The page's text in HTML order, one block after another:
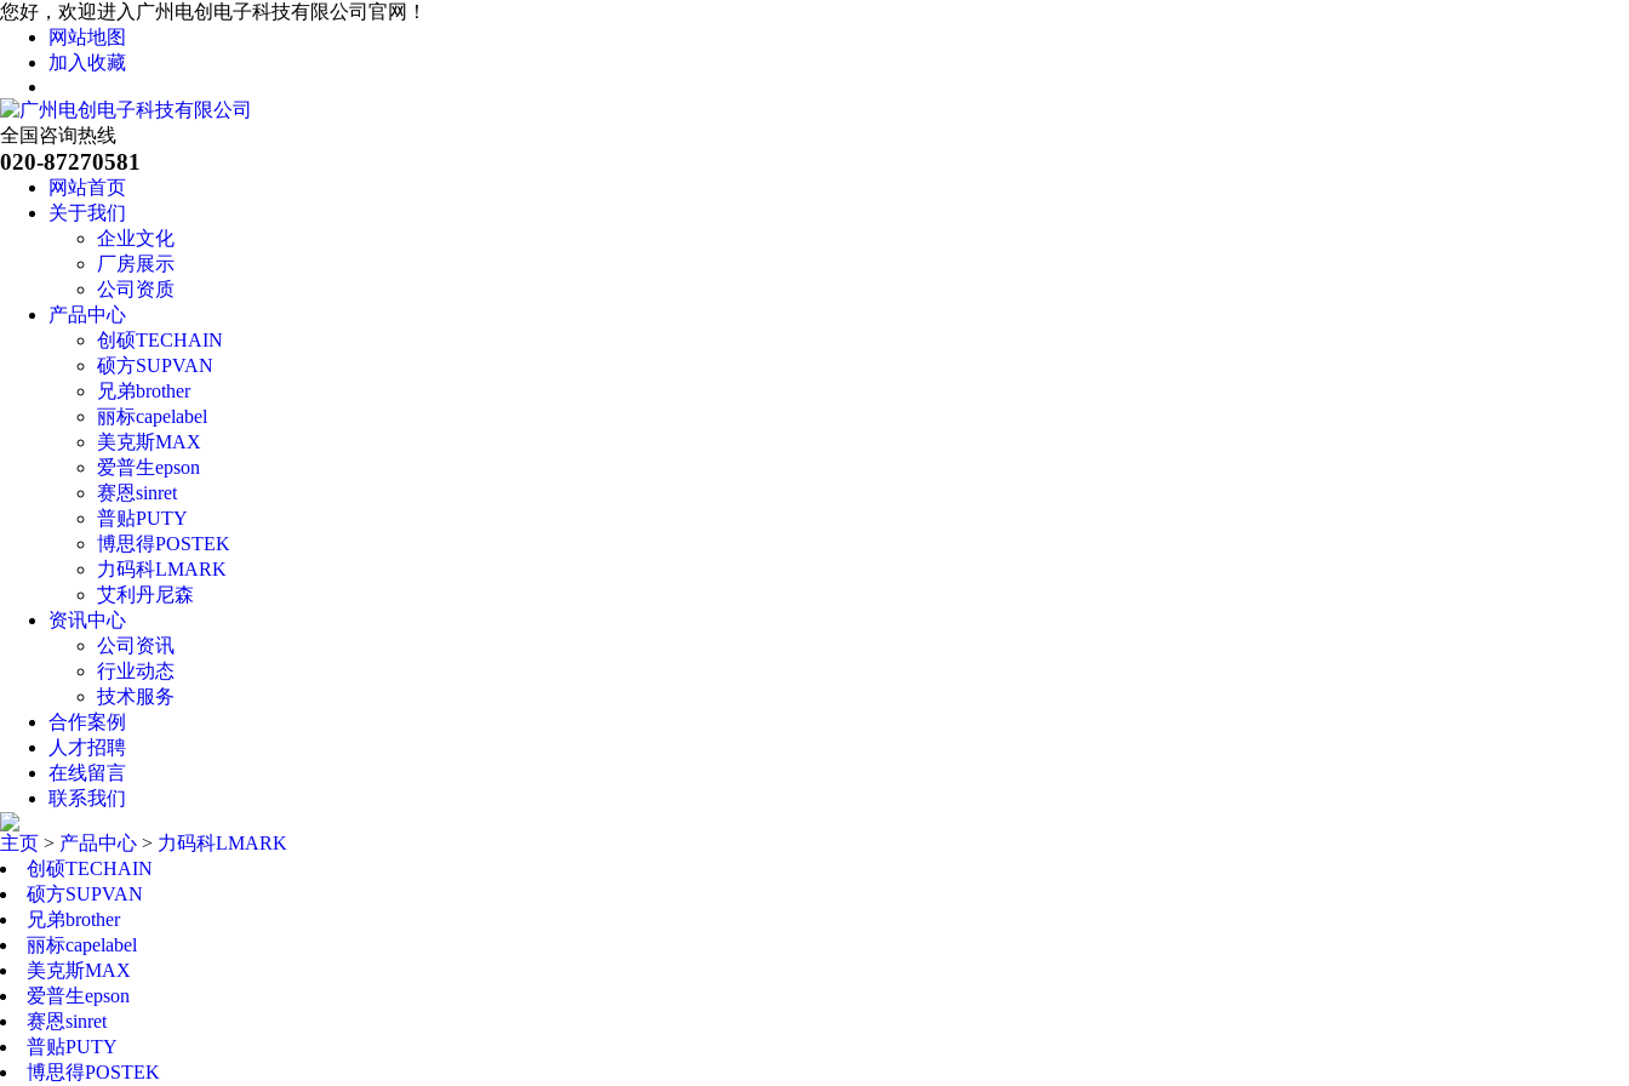
您好，欢迎进入广州电创电子科技有限公司官网！
网站地图
加入收藏
全国咨询热线
020-87270581
网站首页
关于我们
企业文化
厂房展示
公司资质
产品中心
创硕TECHAIN
硕方SUPVAN
兄弟brother
丽标capelabel
美克斯MAX
爱普生epson
赛恩sinret
普贴PUTY
博思得POSTEK
力码科LMARK
艾利丹尼森
资讯中心
公司资讯
行业动态
技术服务
合作案例
人才招聘
在线留言
联系我们
主页 > 产品中心 > 力码科LMARK
创硕TECHAIN
硕方SUPVAN
兄弟brother
丽标capelabel
美克斯MAX
爱普生epson
赛恩sinret
普贴PUTY
博思得POSTEK